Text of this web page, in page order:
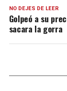
NO DEJES DE LEER
Golpeó a su
sacara la gorra